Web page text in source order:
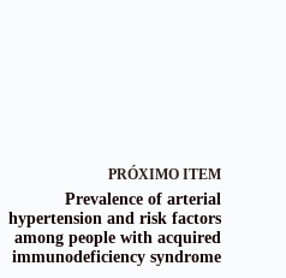
PRÓXIMO ITEM
Prevalence of arterial
hypertension and risk factors
among people with acquired
immunodeficiency syndrome